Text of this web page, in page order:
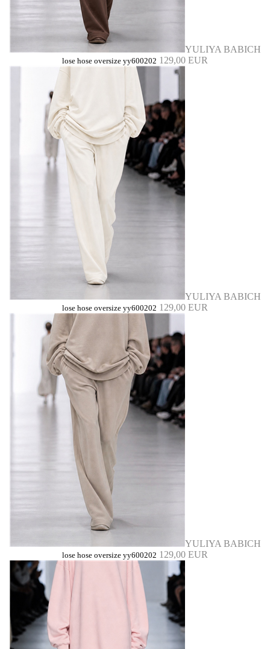
YULIYA BABICH
lose hose oversize yy600202 129,00 EUR
YULIYA BABICH
lose hose oversize yy600202 129,00 EUR
YULIYA BABICH
lose hose oversize yy600202 129,00 EUR